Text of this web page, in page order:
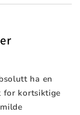
ha en
for kortsiktige